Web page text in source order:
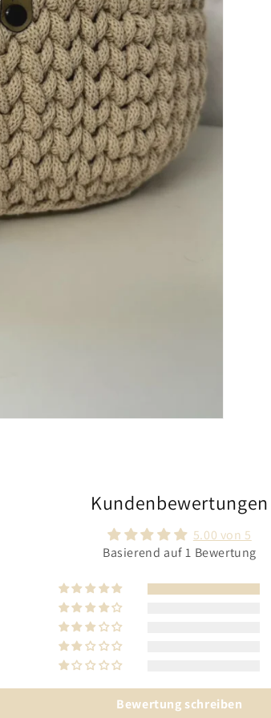
Kundenbewertungen
5.00 von 5
Basierend auf 1 Bewertung
Bewertung schreiben